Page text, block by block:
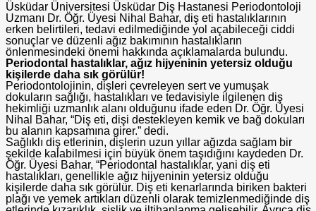
Üsküdar Üniversitesi Üsküdar Diş Hastanesi Periodontoloji
Uzmanı Dr. Öğr. Üyesi Nihal Bahar, diş eti hastalıklarının
erken belirtileri, tedavi edilmediğinde yol açabileceği ciddi
sonuçlar ve düzenli ağız bakımının hastalıkların
önlenmesindeki önemi hakkında açıklamalarda bulundu.
Periodontal hastalıklar, ağız hijyeninin yetersiz olduğu
kişilerde daha sık görülür!
Periodontolojinin, dişleri çevreleyen sert ve yumuşak
dokuların sağlığı, hastalıkları ve tedavisiyle ilgilenen diş
hekimliği uzmanlık alanı olduğunu ifade eden Dr. Öğr. Üyesi
Nihal Bahar, “Diş eti, dişi destekleyen kemik ve bağ dokuları
bu alanın kapsamına girer.” dedi.
Sağlıklı diş etlerinin, dişlerin uzun yıllar ağızda sağlam bir
şekilde kalabilmesi için büyük önem taşıdığını kaydeden Dr.
Öğr. Üyesi Bahar, “Periodontal hastalıklar, yani diş eti
hastalıkları, genellikle ağız hijyeninin yetersiz olduğu
kişilerde daha sık görülür. Diş eti kenarlarında biriken bakteri
plağı ve yemek artıkları düzenli olarak temizlenmediğinde diş